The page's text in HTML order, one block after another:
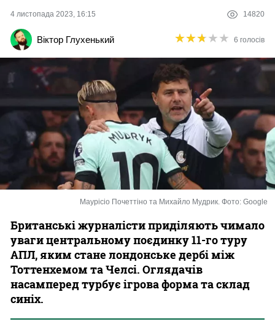
Букмекери
Казино
4 листопада 2023, 16:15 14820
Віктор Глухенький ★★★★★
★★★★★ 6 голосів
Маурісіо Почеттіно та Михайло Мудрик. Фото: Google
Британські журналісти приділяють чимало
уваги центральному поєдинку 11-го туру
АПЛ, яким стане лондонське дербі між
Тоттенхемом та Челсі. Оглядачів
насамперед турбує ігрова форма та склад
синіх.